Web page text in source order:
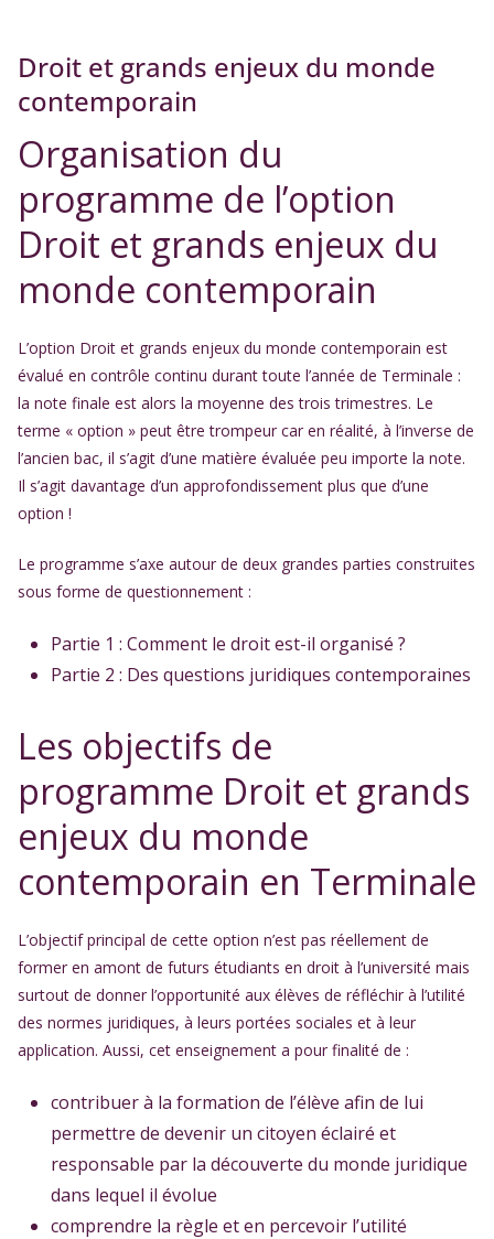
Droit et grands enjeux du monde
contemporain
Organisation du
programme de l’option
Droit et grands enjeux du
monde contemporain
L’option Droit et grands enjeux du monde contemporain est
évalué en contrôle continu durant toute l’année de Terminale :
la note finale est alors la moyenne des trois trimestres. Le
terme « option » peut être trompeur car en réalité, à l’inverse de
l’ancien bac, il s’agit d’une matière évaluée peu importe la note.
Il s’agit davantage d’un approfondissement plus que d’une
option !
Le programme s’axe autour de deux grandes parties construites
sous forme de questionnement :
Partie 1 : Comment le droit est-il organisé ?
Partie 2 : Des questions juridiques contemporaines
Les objectifs de
programme Droit et grands
enjeux du monde
contemporain en Terminale
L’objectif principal de cette option n’est pas réellement de
former en amont de futurs étudiants en droit à l’université mais
surtout de donner l’opportunité aux élèves de réfléchir à l’utilité
des normes juridiques, à leurs portées sociales et à leur
application. Aussi, cet enseignement a pour finalité de :
contribuer à la formation de l’élève afin de lui
permettre de devenir un citoyen éclairé et
responsable par la découverte du monde juridique
dans lequel il évolue
comprendre la règle et en percevoir l’utilité